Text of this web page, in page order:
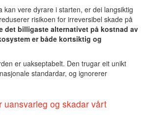
kan vere dyrare i starten, er dei langsiktig
risikoen for irreversibel skade på
det billigaste alternativet på kostnad av
er både kortsiktig og
er uakseptabelt. Den trugar eit unikt
standardar, og ignorerer
uansvarleg og skadar vårt